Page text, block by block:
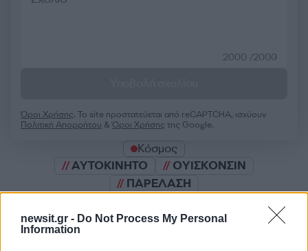
newsit.gr - Do Not Process My Personal
Information
2000 /2000
Όροι Χρήσης. Το site προστατεύεται από reCAPTCHA, ισχύουν
Πολιτική Απορρήτου &Όροι Χρήσης της Google.
Κόσμος
ΑΥΤΟΚΙΝΗΤΟ
ΟΥΙΣΚΟΝΣΙΝ
ΠΑΡΕΛΑΣΗ
Share: